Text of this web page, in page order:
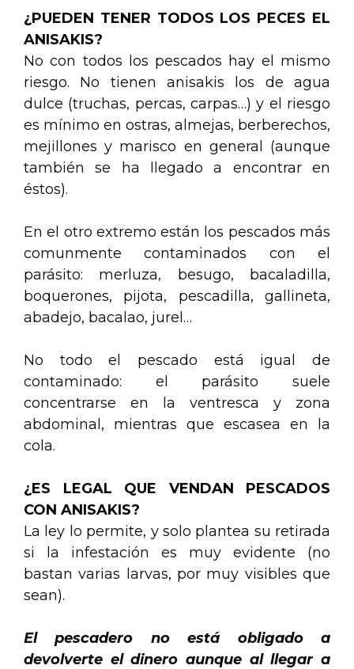
¿PUEDEN TENER TODOS LOS PECES EL
ANISAKIS?
No con todos los pescados hay el mismo
riesgo. No tienen anisakis los de agua
dulce (truchas, percas, carpas…) y el riesgo
es mínimo en ostras, almejas, berberechos,
mejillones y marisco en general (aunque
también se ha llegado a encontrar en
éstos).
En el otro extremo están los pescados más
comunmente contaminados con el
parásito: merluza, besugo, bacaladilla,
boquerones, pijota, pescadilla, gallineta,
abadejo, bacalao, jurel…
No todo el pescado está igual de
contaminado: el parásito suele
concentrarse en la ventresca y zona
abdominal, mientras que escasea en la
cola.
¿ES LEGAL QUE VENDAN PESCADOS
CON ANISAKIS?
La ley lo permite, y solo plantea su retirada
si la infestación es muy evidente (no
bastan varias larvas, por muy visibles que
sean).
El pescadero no está obligado a
devolverte el dinero aunque al llegar a